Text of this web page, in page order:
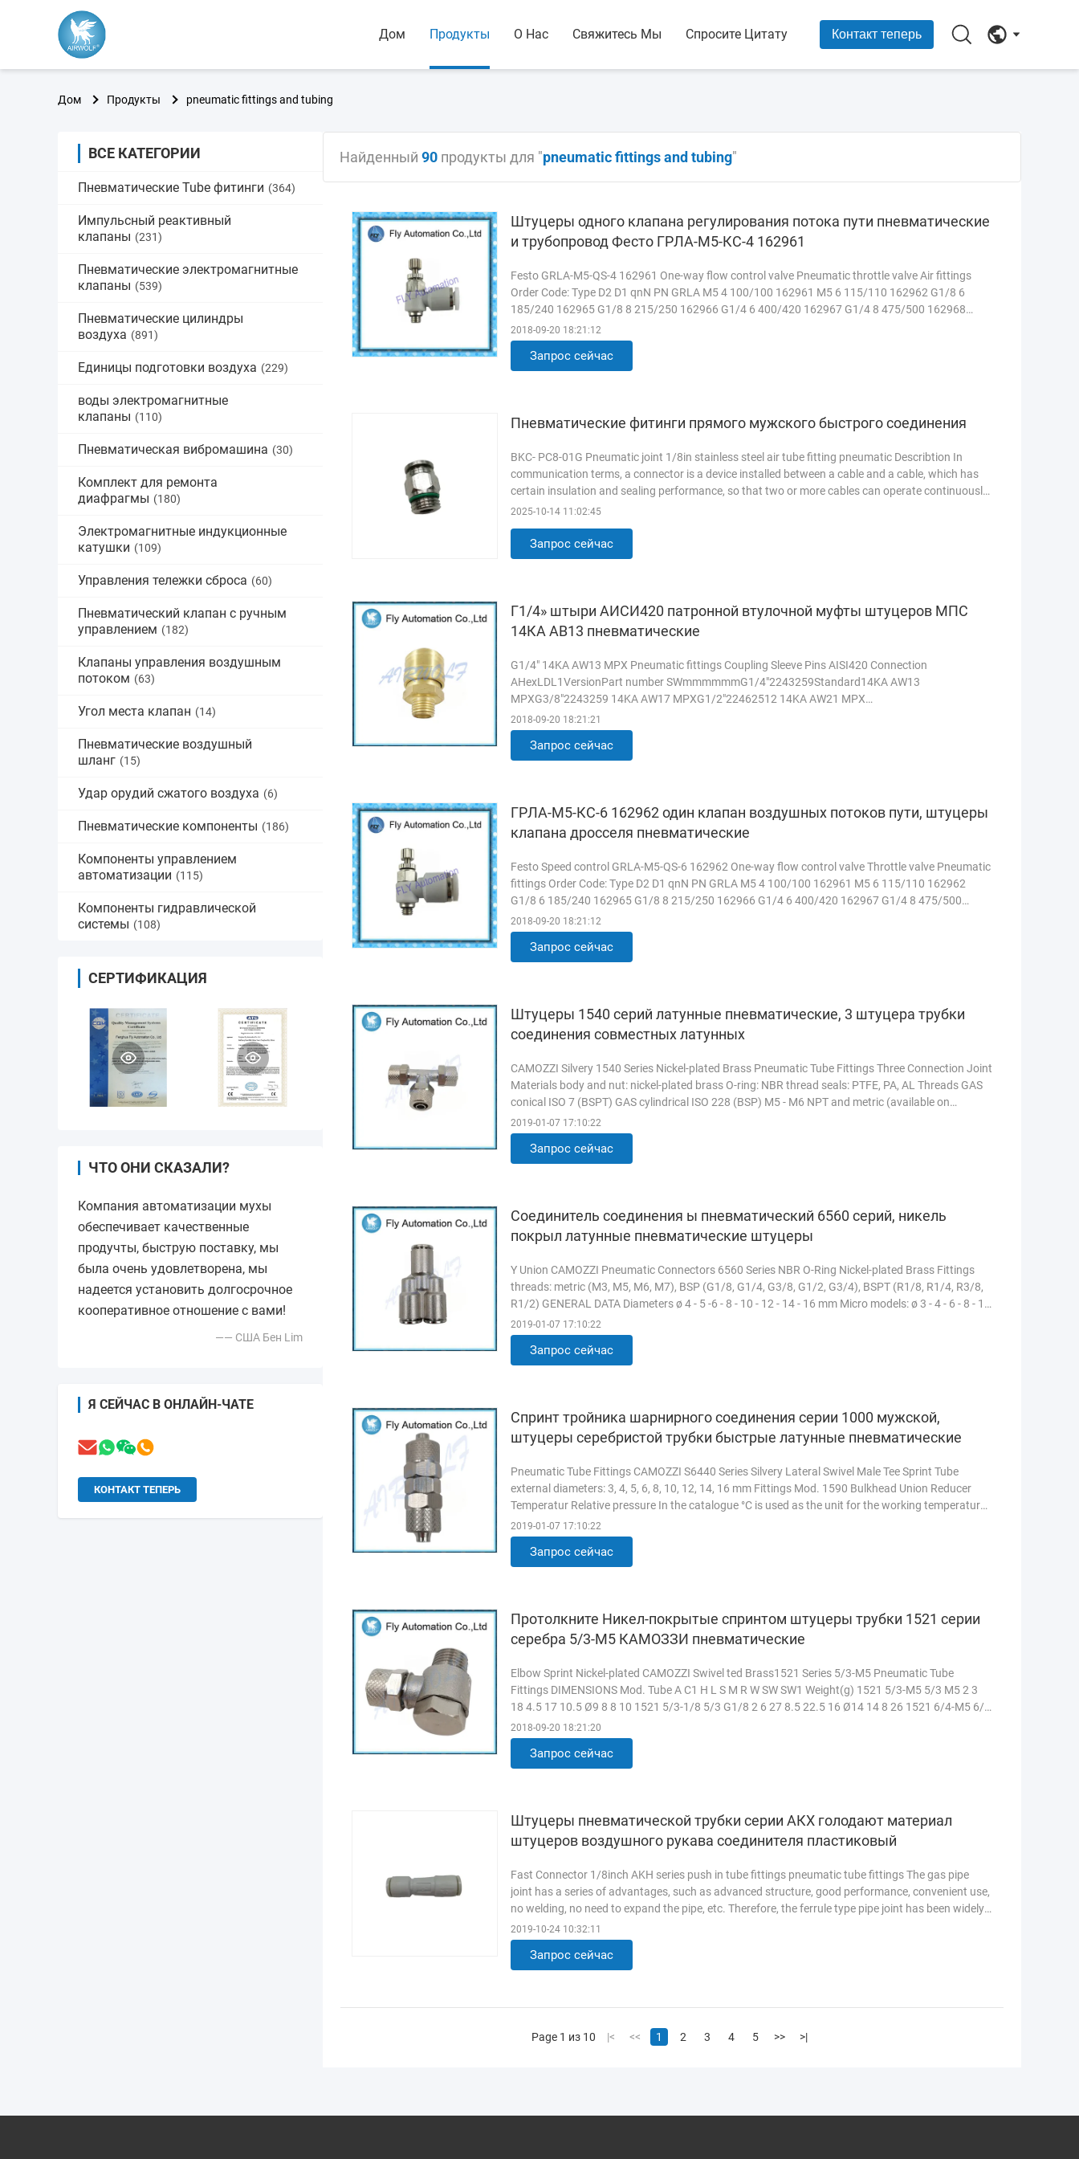
Дом Продукты О Нас Свяжитесь Мы Спросите Цитату Контакт теперь
Дом Продукты pneumatic fittings and tubing
ВСЕ КАТЕГОРИИ
Пневматические Tube фитинги (364)
Импульсный реактивный
клапаны (231)
Пневматические электромагнитные
клапаны (539)
Пневматические цилиндры
воздуха (891)
Единицы подготовки воздуха (229)
воды электромагнитные
клапаны (110)
Пневматическая вибромашина (30)
Комплект для ремонта
диафрагмы (180)
Электромагнитные индукционные
катушки (109)
Управления тележки сброса (60)
Пневматический клапан с ручным
управлением (182)
Клапаны управления воздушным
потоком (63)
Угол места клапан (14)
Пневматические воздушный
шланг (15)
Удар орудий сжатого воздуха (6)
Пневматические компоненты (186)
Компоненты управлением
автоматизации (115)
Компоненты гидравлической
системы (108)
СЕРТИФИКАЦИЯ
ЧТО ОНИ СКАЗАЛИ?
Компания автоматизации мухы
обеспечивает качественные
продучты, быструю поставку, мы
была очень удовлетворена, мы
надеется установить долгосрочное
кооперативное отношение с вами!
—— США Бен Lim
Я СЕЙЧАС В ОНЛАЙН-ЧАТЕ
КОНТАКТ ТЕПЕРЬ
Найденный 90 продукты для "pneumatic fittings and tubing"
Штуцеры одного клапана регулирования потока пути пневматические
и трубопровод Фесто ГРЛА-М5-КС-4 162961
Festo GRLA-M5-QS-4 162961 One-way flow control valve Pneumatic throttle valve Air fittings
Order Code: Type D2 D1 qnN PN GRLA M5 4 100/100 162961 M5 6 115/110 162962 G1/8 6
185/240 162965 G1/8 8 215/250 162966 G1/4 6 400/420 162967 G1/4 8 475/500 162968
G3/8 6 495/495 162969 G3/8 8 820/850 162970 ...
2018-09-20 18:21:12
Запрос сейчас
Пневматические фитинги прямого мужского быстрого соединения
BKC- PC8-01G Pneumatic joint 1/8in stainless steel air tube fitting pneumatic Describtion In
communication terms, a connector is a device installed between a cable and a cable, which has
certain insulation and sealing performance, so that two or more cables can operate continuously.
In genetic ... Прочитанный больше
2025-10-14 11:02:45
Запрос сейчас
Г1/4» штыри АИСИ420 патронной втулочной муфты штуцеров МПС
14КА АВ13 пневматические
G1/4" 14KA AW13 MPX Pneumatic fittings Coupling Sleeve Pins AISI420 Connection
AHexLDL1VersionPart number SWmmmmmmG1/4"2243259Standard14KA AW13
MPXG3/8"2243259 14KA AW17 MPXG1/2"22462512 14KA AW21 MPX
MaterialStandardCoupling Back bodyBrassValve bodyBrassSleeveBrassValveBrassSpring and
Locking ... Прочитанный больше
2018-09-20 18:21:21
Запрос сейчас
ГРЛА-М5-КС-6 162962 один клапан воздушных потоков пути, штуцеры
клапана дросселя пневматические
Festo Speed control GRLA-M5-QS-6 162962 One-way flow control valve Throttle valve Pneumatic
fittings Order Code: Type D2 D1 qnN PN GRLA M5 4 100/100 162961 M5 6 115/110 162962
G1/8 6 185/240 162965 G1/8 8 215/250 162966 G1/4 6 400/420 162967 G1/4 8 475/500
162968 G3/8 6 495/495 162969 G3/8 8 820/850 ...
2018-09-20 18:21:12
Запрос сейчас
Штуцеры 1540 серий латунные пневматические, 3 штуцера трубки
соединения совместных латунных
CAMOZZI Silvery 1540 Series Nickel-plated Brass Pneumatic Tube Fittings Three Connection Joint
Materials body and nut: nickel-plated brass O-ring: NBR thread seals: PTFE, PA, AL Threads GAS
conical ISO 7 (BSPT) GAS cylindrical ISO 228 (BSP) M5 - M6 NPT and metric (available on
request) Pressure the ...
2019-01-07 17:10:22
Запрос сейчас
Соединитель соединения ы пневматический 6560 серий, никель
покрыл латунные пневматические штуцеры
Y Union CAMOZZI Pneumatic Connectors 6560 Series NBR O-Ring Nickel-plated Brass Fittings
threads: metric (M3, M5, M6, M7), BSP (G1/8, G1/4, G3/8, G1/2, G3/4), BSPT (R1/8, R1/4, R3/8,
R1/2) GENERAL DATA Diameters ø 4 - 5 -6 - 8 - 10 - 12 - 14 - 16 mm Micro models: ø 3 - 4 - 6 - 8 - 10
mm Threads GAS ...
2019-01-07 17:10:22
Запрос сейчас
Спринт тройника шарнирного соединения серии 1000 мужской,
штуцеры серебристой трубки быстрые латунные пневматические
Pneumatic Tube Fittings CAMOZZI S6440 Series Silvery Lateral Swivel Male Tee Sprint Tube
external diameters: 3, 4, 5, 6, 8, 10, 12, 14, 16 mm Fittings Mod. 1590 Bulkhead Union Reducer
Temperatur Relative pressure In the catalogue °C is used as the unit for the working temperature
range. In the ... Прочитанный больше
2019-01-07 17:10:22
Запрос сейчас
Протолкните Никел-покрытые спринтом штуцеры трубки 1521 серии
серебра 5/3-М5 КАМОЗЗИ пневматические
Elbow Sprint Nickel-plated CAMOZZI Swivel ted Brass1521 Series 5/3-M5 Pneumatic Tube
Fittings DIMENSIONS Mod. Tube A C1 H L S M R W SW SW1 Weight(g) 1521 5/3-M5 5/3 M5 2 3
18 4.5 17 10.5 Ø9 8 8 10 1521 5/3-1/8 5/3 G1/8 2 6 27 8.5 22.5 16 Ø14 14 8 26 1521 6/4-M5 6/4
M5 3 3 18 4.5 18 10.5 Ø9 8 9 11 ...
2018-09-20 18:21:20
Запрос сейчас
Штуцеры пневматической трубки серии АКХ голодают материал
штуцеров воздушного рукава соединителя пластиковый
Fast Connector 1/8inch AKH series push in tube fittings pneumatic tube fittings The gas pipe
joint has a series of advantages, such as advanced structure, good performance, convenient use,
no welding, no need to expand the pipe, etc. Therefore, the ferrule type pipe joint has been widely
used in ... Прочитанный больше
2019-10-24 10:32:11
Запрос сейчас
Page 1 из 10 |< << 1 2 3 4 5 >> >|